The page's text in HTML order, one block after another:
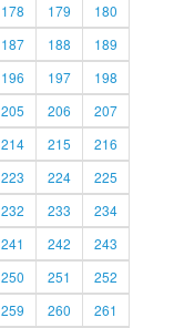
178 179
180
187 188
189
196 197
198
205 206
207
214 215
216
223 224
225
232 233
234
241 242
243
250 251
252
259 260 261